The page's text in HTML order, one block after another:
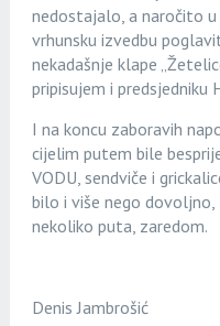
nedostajalo, a naročito
vrhunsku izvedbu
nekadašnje klape
pripisujem i predsjedniku
I na koncu zaboravih
cijelim putem bile
VODU, sendviče i
bilo i više nego dovoljno,
nekoliko puta, zaredom.
Denis Jambrošić